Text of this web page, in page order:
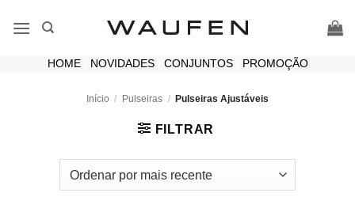
HOME| NOVIDADES| CONJUNTOS| PROMOÇÃO
Início / Pulseiras / Pulseiras Ajustáveis
FILTRAR